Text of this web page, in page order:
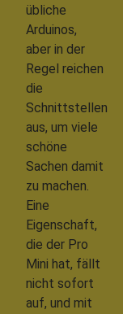
übliche
Arduinos,
aber in der
Regel reichen
die
Schnittstellen
aus, um viele
schöne
Sachen damit
zu machen.
Eine
Eigenschaft,
die der Pro
Mini hat, fällt
nicht sofort
auf, und mit